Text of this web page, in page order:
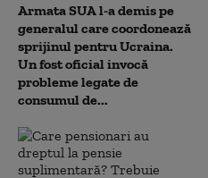
Armata SUA l-a demis pe
generalul care coordonează
sprijinul pentru Ucraina.
Un fost oficial invocă
probleme legate de
consumul de...